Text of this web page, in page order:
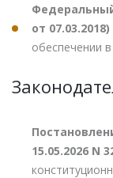
от 07.03.2018)
обеспечении
15.05.2026 N